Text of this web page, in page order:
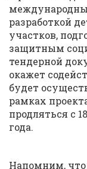
разработкой
участков,
защитным
тендерной
окажет
будет
рамках
продляться с
года.
Напомним, что